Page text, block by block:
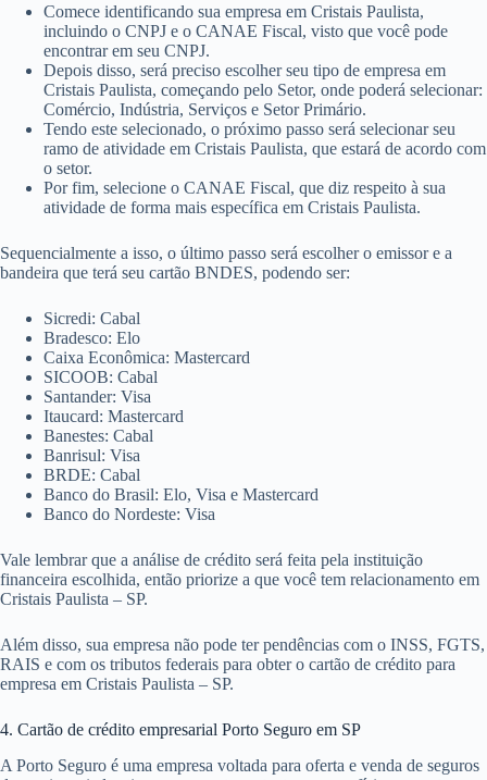
Comece identificando sua empresa em Cristais Paulista,
incluindo o CNPJ e o CANAE Fiscal, visto que você pode
encontrar em seu CNPJ.
Depois disso, será preciso escolher seu tipo de empresa em
Cristais Paulista, começando pelo Setor, onde poderá selecionar:
Comércio, Indústria, Serviços e Setor Primário.
Tendo este selecionado, o próximo passo será selecionar seu
ramo de atividade em Cristais Paulista, que estará de acordo com
o setor.
Por fim, selecione o CANAE Fiscal, que diz respeito à sua
atividade de forma mais específica em Cristais Paulista.
Sequencialmente a isso, o último passo será escolher o emissor e a
bandeira que terá seu cartão BNDES, podendo ser:
Sicredi: Cabal
Bradesco: Elo
Caixa Econômica: Mastercard
SICOOB: Cabal
Santander: Visa
Itaucard: Mastercard
Banestes: Cabal
Banrisul: Visa
BRDE: Cabal
Banco do Brasil: Elo, Visa e Mastercard
Banco do Nordeste: Visa
Vale lembrar que a análise de crédito será feita pela instituição
financeira escolhida, então priorize a que você tem relacionamento em
Cristais Paulista – SP.
Além disso, sua empresa não pode ter pendências com o INSS, FGTS,
RAIS e com os tributos federais para obter o cartão de crédito para
empresa em Cristais Paulista – SP.
4. Cartão de crédito empresarial Porto Seguro em SP
A Porto Seguro é uma empresa voltada para oferta e venda de seguros